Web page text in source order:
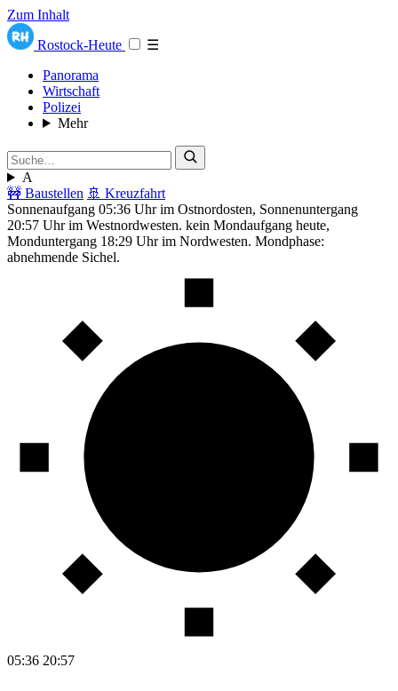
Zum Inhalt
Rostock-Heute
☰
Panorama
Wirtschaft
Polizei
Mehr
A
🚧 Baustellen 🚢 Kreuzfahrt
Sonnenaufgang 05:36 Uhr im Ostnordosten, Sonnenuntergang
20:57 Uhr im Westnordwesten. kein Mondaufgang heute,
Monduntergang 18:29 Uhr im Nordwesten. Mondphase:
abnehmende Sichel.
05:36 20:57